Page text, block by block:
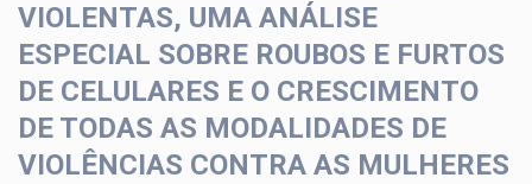
VIOLENTAS, UMA ANÁLISE
ESPECIAL SOBRE ROUBOS E FURTOS
DE CELULARES E O CRESCIMENTO
DE TODAS AS MODALIDADES DE
VIOLÊNCIAS CONTRA AS MULHERES